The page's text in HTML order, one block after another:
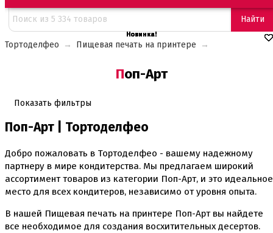
Найти
Тортоделфео → Пищевая печать на принтере →
Поп-Арт
Показать фильтры
Поп-Арт | Тортоделфео
Добро пожаловать в Тортоделфео - вашему надежному
партнеру в мире кондитерства. Мы предлагаем широкий
ассортимент товаров из категории Поп-Арт, и это идеальное
место для всех кондитеров, независимо от уровня опыта.
В нашей Пищевая печать на принтере Поп-Арт вы найдете
все необходимое для создания восхитительных десертов.
Сортировать:
Новинка!
Новинка!
Новинка!
Новинка!